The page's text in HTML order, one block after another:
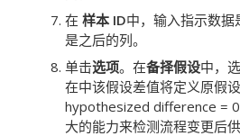
在 样本 ID中，输入指示数
是之后的列。
单击选项。在备择假设中，
在中该假设差值将定义原假
hypothesized difference =
大的能力来检测流程变更后